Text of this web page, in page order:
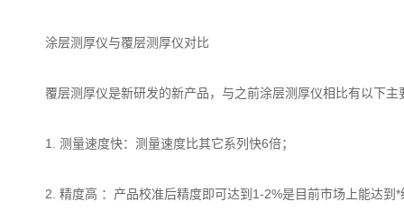
涂层测厚仪与覆层测厚仪对比
覆层测厚仪是新研发的新产品，与之前涂层测厚仪相比有以下主
1. 测量速度快：测量速度比其它系列快6倍；
2. 精度高 ：产品校准后精度即可达到1-2%是目前市场上能达到